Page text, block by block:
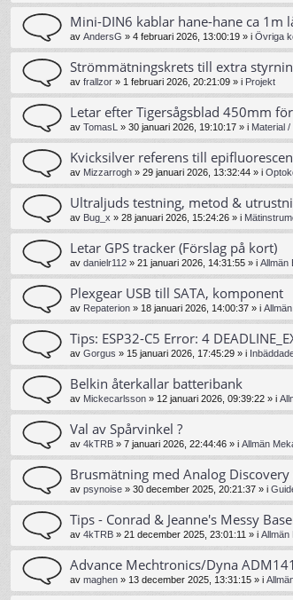
Mini-DIN6 kablar hane-hane ca 1m
av AndersG » 4 februari 2026, 13:00:19 » i Övriga
Strömmätningskrets till extra
av frallzor » 1 februari 2026, 20:21:09 » i Projekt
Letar efter Tigersågsblad 450mm
av TomasL » 30 januari 2026, 19:10:17 » i Material
Kvicksilver referens till
av Mizzarrogh » 29 januari 2026, 13:32:44 » i
Ultraljuds testning, metod &
av Bug_x » 28 januari 2026, 15:24:26 » i
Letar GPS tracker (Förslag på kort)
av danielr112 » 21 januari 2026, 14:31:55 » i Allmän
Plexgear USB till SATA, komponent
av Repaterion » 18 januari 2026, 14:00:37 » i
Tips: ESP32-C5 Error: 4
av Gorgus » 15 januari 2026, 17:45:29 » i
Belkin återkallar batteribank
av Mickecarlsson » 12 januari 2026, 09:39:22 » i
Val av Spårvinkel ?
av 4kTRB » 7 januari 2026, 22:44:46 » i Allmän
Brusmätning med Analog Discovery
av psynoise » 30 december 2025, 20:21:37 » i
Tips - Conrad & Jeanne's Messy
av 4kTRB » 21 december 2025, 23:01:11 » i Allmän
Advance Mechtronics/Dyna
av maghen » 13 december 2025, 13:31:15 » i